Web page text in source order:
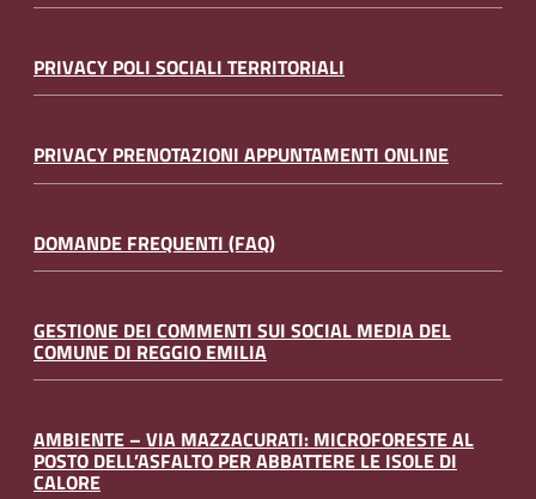
PRIVACY POLI SOCIALI TERRITORIALI
PRIVACY PRENOTAZIONI APPUNTAMENTI ONLINE
DOMANDE FREQUENTI (FAQ)
GESTIONE DEI COMMENTI SUI SOCIAL MEDIA DEL
COMUNE DI REGGIO EMILIA
AMBIENTE – VIA MAZZACURATI: MICROFORESTE AL
POSTO DELL’ASFALTO PER ABBATTERE LE ISOLE DI
CALORE